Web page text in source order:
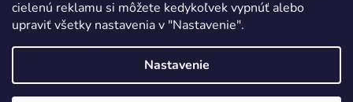
cielenú reklamu si môžete kedykoľvek vypnúť alebo
upraviť všetky nastavenia v "Nastavenie".
Nastavenie